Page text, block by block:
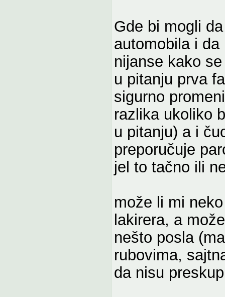
Gde bi mogli
automobila i
nijanse kako
u pitanju prva
sigurno
razlika ukoliko
u pitanju) a i
preporučuje
jel to tačno ili
može li mi
lakirera, a
nešto posla
rubovima,
da nisu